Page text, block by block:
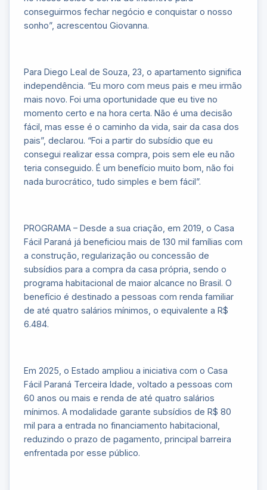
conseguirmos fechar negócio e conquistar o nosso
sonho”, acrescentou Giovanna.
Para Diego Leal de Souza, 23, o apartamento significa
independência. “Eu moro com meus pais e meu irmão
mais novo. Foi uma oportunidade que eu tive no
momento certo e na hora certa. Não é uma decisão
fácil, mas esse é o caminho da vida, sair da casa dos
pais”, declarou. “Foi a partir do subsídio que eu
consegui realizar essa compra, pois sem ele eu não
teria conseguido. É um benefício muito bom, não foi
nada burocrático, tudo simples e bem fácil”.
PROGRAMA – Desde a sua criação, em 2019, o Casa
Fácil Paraná já beneficiou mais de 130 mil famílias com
a construção, regularização ou concessão de
subsídios para a compra da casa própria, sendo o
programa habitacional de maior alcance no Brasil. O
benefício é destinado a pessoas com renda familiar
de até quatro salários mínimos, o equivalente a R$
6.484.
Em 2025, o Estado ampliou a iniciativa com o Casa
Fácil Paraná Terceira Idade, voltado a pessoas com
60 anos ou mais e renda de até quatro salários
mínimos. A modalidade garante subsídios de R$ 80
mil para a entrada no financiamento habitacional,
reduzindo o prazo de pagamento, principal barreira
enfrentada por esse público.